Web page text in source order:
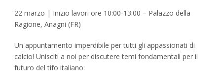
22 marzo | Inizio lavori ore 10:00-13:00 – Palazzo della
Ragione, Anagni (FR)
Un appuntamento imperdibile per tutti gli appassionati di
calcio! Unisciti a noi per discutere temi fondamentali per il
futuro del tifo italiano: